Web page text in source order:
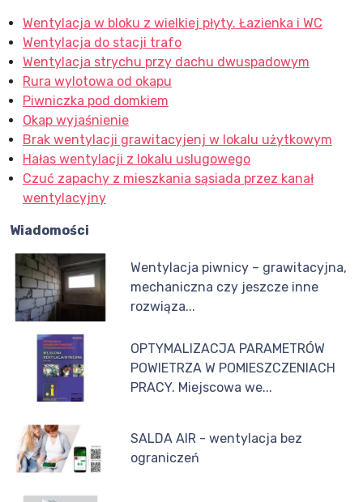
Wentylacja w bloku z wielkiej płyty. Łazienka i WC
Wentylacja do stacji trafo
Wentylacja strychu przy dachu dwuspadowym
Rura wylotowa od okapu
Piwniczka pod domkiem
Okap wyjaśnienie
Brak wentylacji grawitacyjenj w lokalu użytkowym
Hałas wentylacji z lokalu uslugowego
Czuć zapachy z mieszkania sąsiada przez kanał
wentylacyjny
Wiadomości
Wentylacja piwnicy – grawitacyjna,
mechaniczna czy jeszcze inne
rozwiąza...
OPTYMALIZACJA PARAMETRÓW
POWIETRZA W POMIESZCZENIACH
PRACY. Miejscowa we...
SALDA AIR - wentylacja bez
ograniczeń